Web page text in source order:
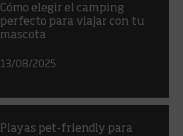
Cómo elegir el camping
perfecto para viajar con tu
mascota
13/08/2025
Playas pet-friendly para